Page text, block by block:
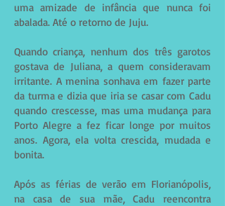
uma amizade de infância que nunca foi
abalada. Até o retorno de Juju.
Quando criança, nenhum dos três garotos
gostava de Juliana, a quem consideravam
irritante. A menina sonhava em fazer parte
da turma e dizia que iria se casar com Cadu
quando crescesse, mas uma mudança para
Porto Alegre a fez ficar longe por muitos
anos. Agora, ela volta crescida, mudada e
bonita.
Após as férias de verão em Florianópolis,
na casa de sua mãe, Cadu reencontra